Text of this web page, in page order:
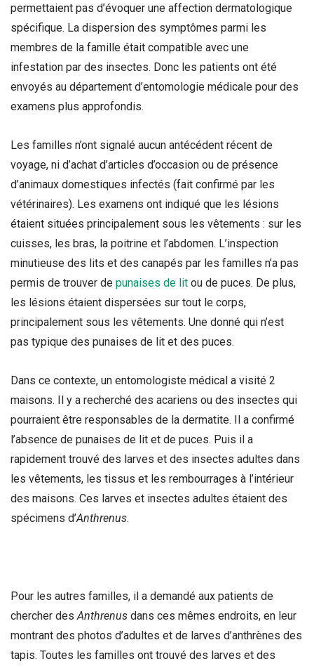
permettaient pas d’évoquer une affection dermatologique
spécifique. La dispersion des symptômes parmi les
membres de la famille était compatible avec une
infestation par des insectes. Donc les patients ont été
envoyés au département d’entomologie médicale pour des
examens plus approfondis.
Les familles n’ont signalé aucun antécédent récent de
voyage, ni d’achat d’articles d’occasion ou de présence
d’animaux domestiques infectés (fait confirmé par les
vétérinaires). Les examens ont indiqué que les lésions
étaient situées principalement sous les vêtements : sur les
cuisses, les bras, la poitrine et l’abdomen. L’inspection
minutieuse des lits et des canapés par les familles n’a pas
permis de trouver de punaises de lit ou de puces. De plus,
les lésions étaient dispersées sur tout le corps,
principalement sous les vêtements. Une donné qui n’est
pas typique des punaises de lit et des puces.
Dans ce contexte, un entomologiste médical a visité 2
maisons. Il y a recherché des acariens ou des insectes qui
pourraient être responsables de la dermatite. Il a confirmé
l’absence de punaises de lit et de puces. Puis il a
rapidement trouvé des larves et des insectes adultes dans
les vêtements, les tissus et les rembourrages à l’intérieur
des maisons. Ces larves et insectes adultes étaient des
spécimens d’Anthrenus.
Pour les autres familles, il a demandé aux patients de
chercher des Anthrenus dans ces mêmes endroits, en leur
montrant des photos d’adultes et de larves d’anthrènes des
tapis. Toutes les familles ont trouvé des larves et des